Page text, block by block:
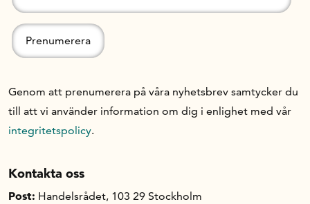
Genom att prenumerera på våra nyhetsbrev samtycker du
till att vi använder information om dig i enlighet med vår
integritetspolicy.
Kontakta oss
Post: Handelsrådet, 103 29 Stockholm